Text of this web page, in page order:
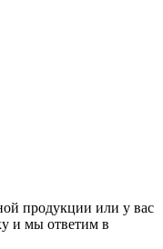
продукции или у вас
и мы ответим в